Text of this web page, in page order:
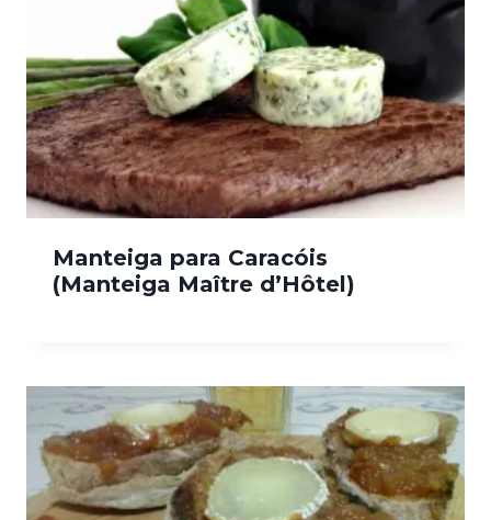
Manteiga para Caracóis
(Manteiga Maître d’Hôtel)